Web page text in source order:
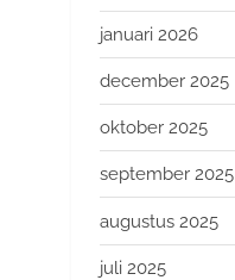
januari 2026
december 2025
oktober 2025
september 2025
augustus 2025
juli 2025